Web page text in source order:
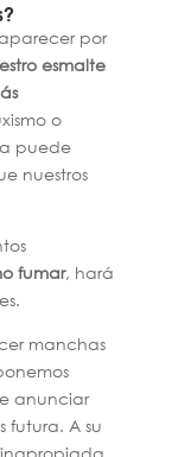
por
esmalte
o
puede
nuestros
fumar, hará
manchas
anunciar
futura. A su